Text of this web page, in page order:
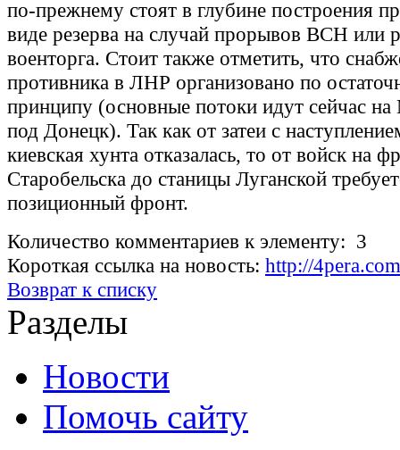
по-прежнему стоят в глубине построения
виде резерва на случай прорывов ВСН или
военторга. Стоит также отметить, что
противника в ЛНР организовано по
принципу (основные потоки идут сейчас
под Донецк). Так как от затеи с
киевская хунта отказалась, то от войск на
Старобельска до станицы Луганской
позиционный фронт.
Количество комментариев к элементу: 3
Короткая ссылка на новость: http://
Возврат к списку
Разделы
Новости
Помочь сайту